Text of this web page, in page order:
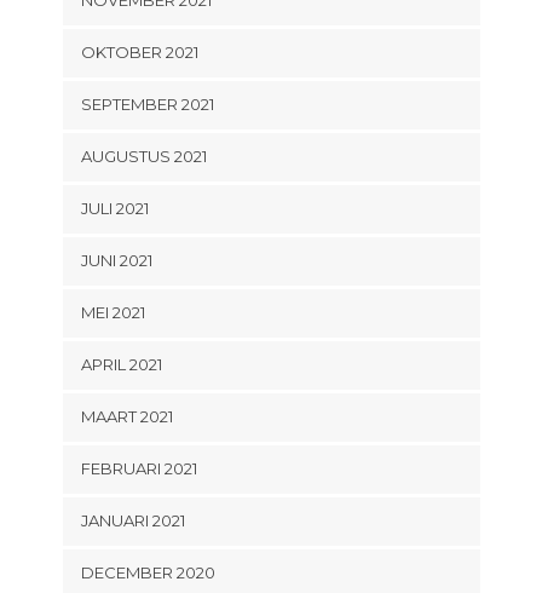
OKTOBER 2021
SEPTEMBER 2021
AUGUSTUS 2021
JULI 2021
JUNI 2021
MEI 2021
APRIL 2021
MAART 2021
FEBRUARI 2021
JANUARI 2021
DECEMBER 2020